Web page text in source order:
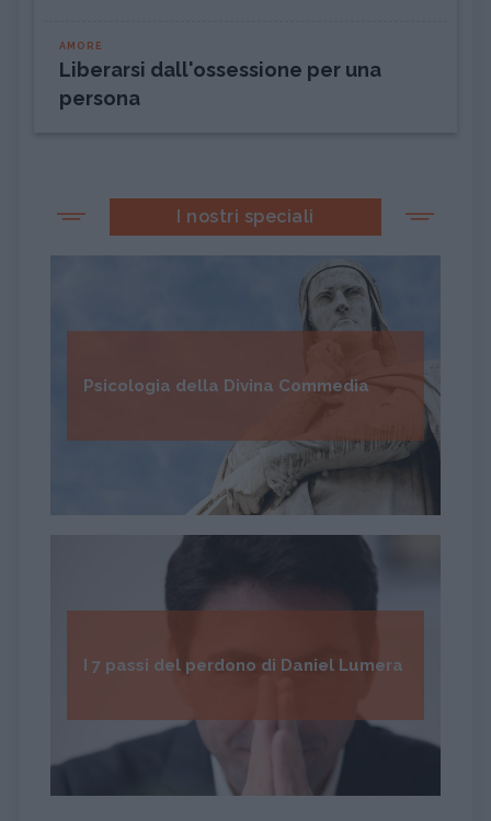
AMORE
Liberarsi dall'ossessione per una
persona
I nostri speciali
Psicologia della Divina Commedia
I 7 passi del perdono di Daniel Lumera